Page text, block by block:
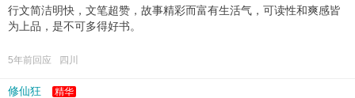
行文简洁明快，文笔超赞，故事精彩而富有生活气，可读性和爽感皆
为上品，是不可多得好书。
5年前回应 四川
修仙狂 精华